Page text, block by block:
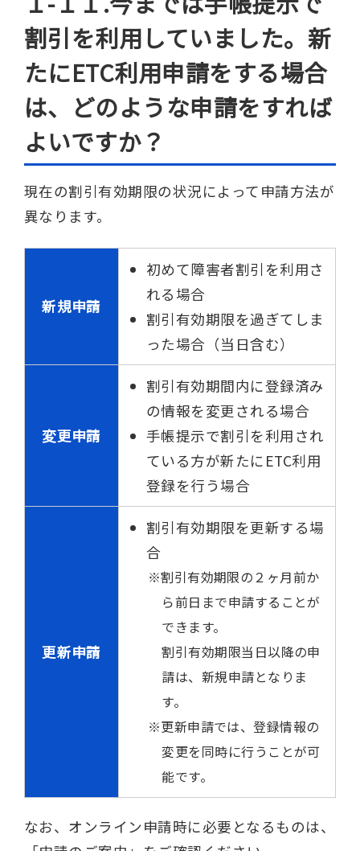
割引を利用していました。新
たにETC利用申請をする場合
は、どのような申請をすれば
よいですか？
現在の割引有効期限の状況によって申請方法が
異なります。
新規申請
初めて障害者割引を利用さ
れる場合
割引有効期限を過ぎてしま
った場合（当日含む）
変更申請
割引有効期間内に登録済み
の情報を変更される場合
手帳提示で割引を利用され
ている方が新たにETC利用
登録を行う場合
更新申請
割引有効期限を更新する場
合
割引有効期限の２ヶ月前か
ら前日まで申請することが
できます。
割引有効期限当日以降の申
請は、新規申請となりま
す。
更新申請では、登録情報の
変更を同時に行うことが可
能です。
なお、オンライン申請時に必要となるものは、